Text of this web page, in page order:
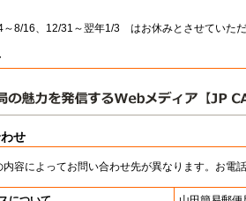
～8/16、12/31～翌年1/3 はお休みとさせていただ
せ
容によってお問い合わせ先が異なります。お電